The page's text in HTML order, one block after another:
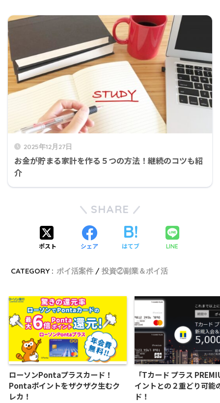
2025年12月27日
お金が貯まる家計を作る５つの方法！継続のコツも紹
介
SHARE
ポスト シェア はてブ LINE
CATEGORY : ポイ活案件 投資②副業＆ポイ活
ローソンPontaプラスカード！
Pontaポイントをザクザク生むク
レカ！
「Tカード プラス
イントとの２重どり可能
ド！